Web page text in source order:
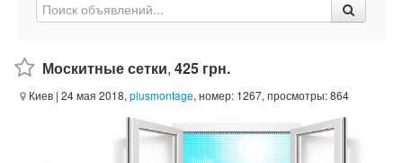
Москитные сетки, 425 грн.
Киев | 24 мая 2018, plusmontage, номер: 1267, просмотры: 864